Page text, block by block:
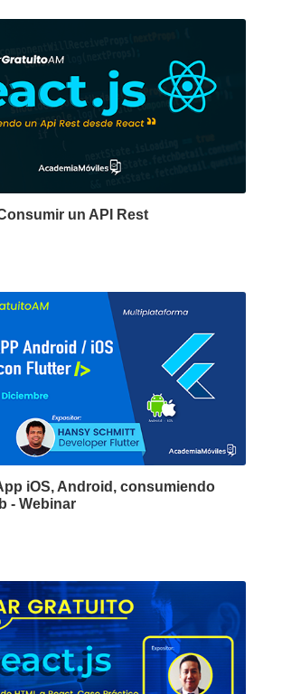
un API Rest
iOS, Android, consumiendo
- Webinar